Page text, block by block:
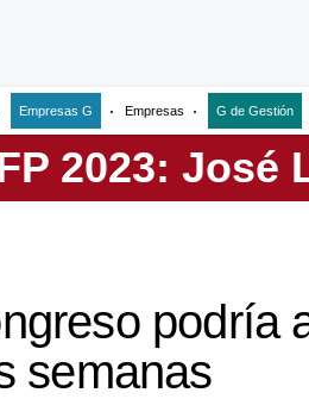
Empresas G Empresas G de Gestión
podría
semanas